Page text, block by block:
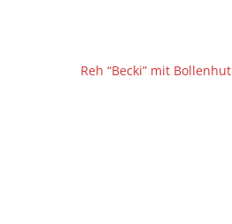
Reh “Becki” mit Bollenhut